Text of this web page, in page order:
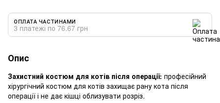
ОПЛАТА ЧАСТИНАМИ
3 платежі по 76.67 грн
Опис
Захистний костюм для котів після операції: професійний
хірургічний костюм для котів захищає рану кота після
операції і не дає кішці облизувати розріз.